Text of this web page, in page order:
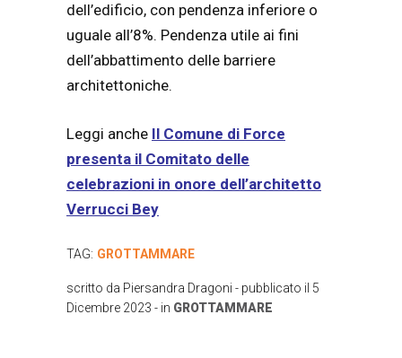
dell’edificio, con pendenza inferiore o
uguale all’8%. Pendenza utile ai fini
dell’abbattimento delle barriere
architettoniche.
Leggi anche Il Comune di Force
presenta il Comitato delle
celebrazioni in onore dell’architetto
Verrucci Bey
TAG: GROTTAMMARE
scritto da Piersandra Dragoni - pubblicato il 5
Dicembre 2023 - in GROTTAMMARE